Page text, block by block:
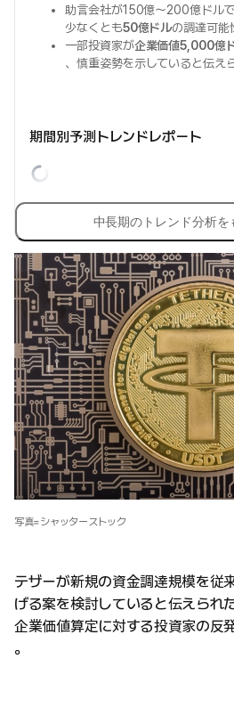
助言会社が150億〜200億ドルで
少なくとも50億ドルの調達可能
一部投資家が企業価値5,000億
、慎重姿勢を示していると伝え
期間別予測トレンドレポート
中長期のトレンド分析を
写真=シャッターストック
テザーが新規の資金調達規模を従
げる案を検討していると伝えられた
企業価値算定に対する投資家の反
。